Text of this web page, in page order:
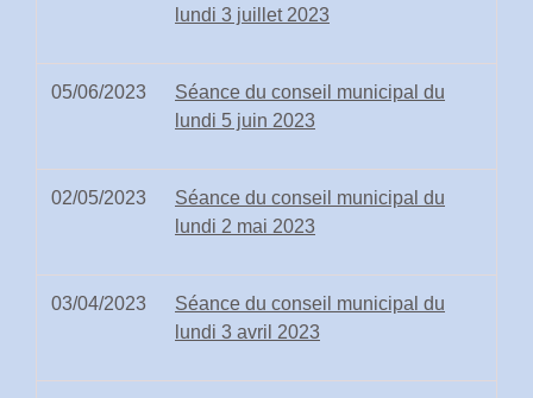
lundi 3 juillet 2023
05/06/2023
Séance du conseil municipal du
lundi 5 juin 2023
02/05/2023
Séance du conseil municipal du
lundi 2 mai 2023
03/04/2023
Séance du conseil municipal du
lundi 3 avril 2023